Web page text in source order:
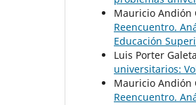
Mauricio Andión
Reencuentro.
Educación
Luis Porter
universitarios:
Mauricio Andión
Reencuentro.